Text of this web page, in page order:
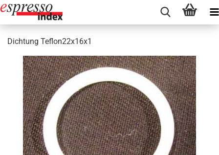
Dichtung Teflon22x16x1